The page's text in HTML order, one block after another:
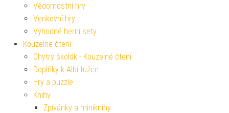
Vědomostní hry
Venkovní hry
Výhodné herní sety
Kouzelné čtení
Chytrý školák - Kouzelné čtení
Doplňky k Albi tužce
Hry a puzzle
Knihy
Zpívánky a miniknihy